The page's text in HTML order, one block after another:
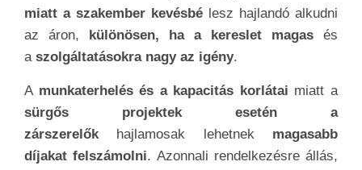
miatt a szakember kevésbé lesz hajlandó alkudni
az áron, különösen, ha a kereslet magas és
aszolgáltatásokra nagy az igény.
A munkaterhelés és a kapacitás korlátai miatt a
sürgős projektek esetén a
zárszerelők hajlamosak lehetnek magasabb
díjakat felszámolni. Azonnali rendelkezésre állás,